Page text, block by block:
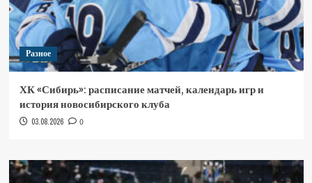
Разное
ХК «Сибирь»: расписание матчей, календарь игр и
история новосибирского клуба
03.08.2026 0